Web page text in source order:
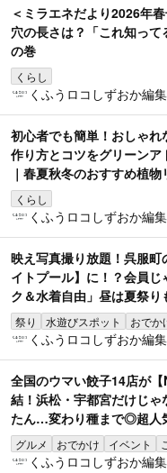
＜ミラエネだより2026年
穴の長さは？「これ知って
の巻
くらし
くふうロコしずおか編
初心者でも簡単！おしゃれ
作り方とコツをグリーンア
｜春夏秋冬のおすすめ植物
くらし
くふうロコしずおか編
映え写真撮り放題！呉服
イトプール】に！？会員
ク＆水着自由」昼は夏祭り
祭り 水遊びスポット おでか
くふうロコしずおか編
全国のウマい餃子14店が
結！浜松・宇都宮だけじ
たん…変わり種まで◎超人
グルメ おでかけ イベント
くふうロコしずおか編